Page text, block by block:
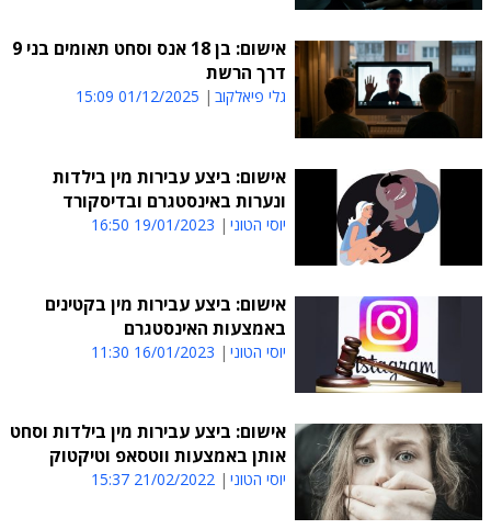
אישום: בן 18 אנס וסחט תאומים בני 9
דרך הרשת
גלי פיאלקוב 01/12/2025 15:09
אישום: ביצע עבירות מין בילדות
ונערות באינסטגרם ובדיסקורד
יוסי הטוני 19/01/2023 16:50
אישום: ביצע עבירות מין בקטינים
באמצעות האינסטגרם
יוסי הטוני 16/01/2023 11:30
אישום: ביצע עבירות מין בילדות וסחט
אותן באמצעות ווטסאפ וטיקטוק
יוסי הטוני 21/02/2022 15:37